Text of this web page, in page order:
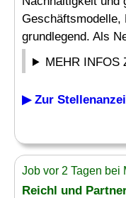
Geschäftsmodelle,
grundlegend. Als
MEHR INFOS
▶ Zur
Job vor 2 Tagen bei
Reichl und